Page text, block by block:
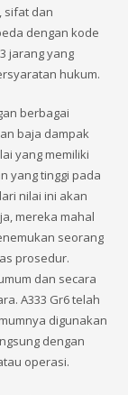
sifat dan
dengan kode
jarang yang
hukum.
berbagai
baja dampak
yang memiliki
yang tinggi pada
nilai ini akan
mereka mahal
seorang
prosedur.
dan secara
A333 Gr6 telah
digunakan
dengan
operasi.